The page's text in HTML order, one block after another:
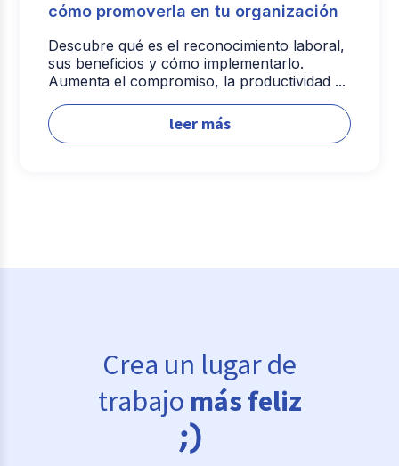
cómo promoverla en tu organización
Descubre qué es el reconocimiento laboral,
sus beneficios y cómo implementarlo.
Aumenta el compromiso, la productividad ...
leer más
Crea un lugar de
trabajo más feliz